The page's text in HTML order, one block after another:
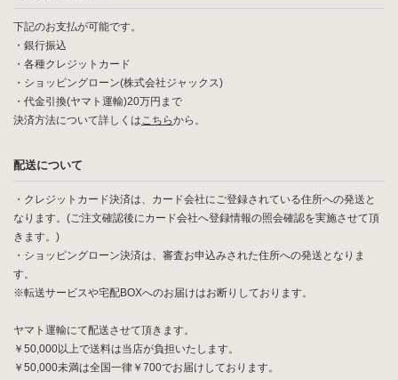
下記のお支払が可能です。
・銀行振込
・各種クレジットカード
・ショッピングローン(株式会社ジャックス)
・代金引換(ヤマト運輸)20万円まで
決済方法について詳しくはこちらから。
配送について
・クレジットカード決済は、カード会社にご登録されている住所への発送と
なります。(ご注文確認後にカード会社へ登録情報の照会確認を実施させて頂
きます。)
・ショッピングローン決済は、審査お申込みされた住所への発送となりま
す。
※転送サービスや宅配BOXへのお届けはお断りしております。
ヤマト運輸にて配送させて頂きます。
￥50,000以上で送料は当店が負担いたします。
￥50,000未満は全国一律￥700でお届けしております。